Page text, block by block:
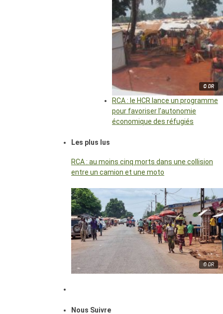
© DR
RCA : le HCR lance un programme
pour favoriser l’autonomie
économique des réfugiés
Les plus lus
RCA : au moins cinq morts dans une collision
entre un camion et une moto
© DR
Nous Suivre